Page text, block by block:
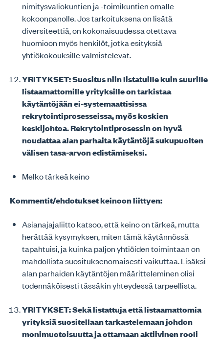
nimitysvaliokuntien ja -toimikuntien omalle
kokoonpanolle. Jos tarkoituksena on lisätä
diversiteettiä, on kokonaisuudessa otettava
huomioon myös henkilöt, jotka esityksiä
yhtiökokouksille valmistelevat.
YRITYKSET: Suositus niin listatuille kuin suurille
listaamattomille yrityksille on tarkistaa
käytäntöjään ei-systemaattisissa
rekrytointiprosesseissa, myös koskien
keskijohtoa. Rekrytointiprosessin on hyvä
noudattaa alan parhaita käytäntöjä sukupuolten
välisen tasa-arvon edistämiseksi.
Melko tärkeä keino
Kommentit/ehdotukset keinoon liittyen:
Asianajajaliitto katsoo, että keino on tärkeä, mutta
herättää kysymyksen, miten tämä käytännössä
tapahtuisi, ja kuinka paljon yhtiöiden toimintaan on
mahdollista suosituksenomaisesti vaikuttaa. Lisäksi
alan parhaiden käytäntöjen määritteleminen olisi
todennäköisesti tässäkin yhteydessä tarpeellista.
YRITYKSET: Sekä listattuja että listaamattomia
yrityksiä suositellaan tarkastelemaan johdon
monimuotoisuutta ja ottamaan aktiivinen rooli